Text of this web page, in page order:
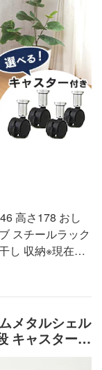
高さ178 おし
スチールラック
し 収納※現在、
おります。ご注
ーラック ワー
ク ハンガーラッ
マ】 衣類が選び
。 棚板とポー
メタルシェル
キャスター付
リビングラ